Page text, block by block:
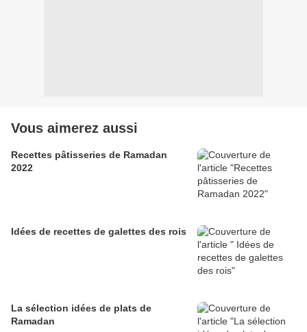
Vous aimerez aussi
Recettes pâtisseries de Ramadan
2022
Idées de recettes de galettes des rois
La sélection idées de plats de
Ramadan